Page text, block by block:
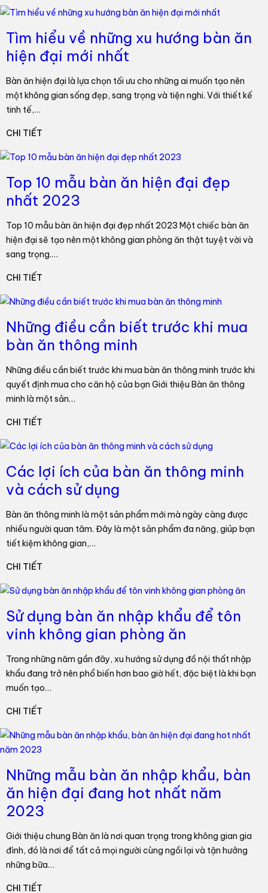
Tìm hiểu về những xu hướng bàn ăn
hiện đại mới nhất
Bàn ăn hiện đại là lựa chọn tối ưu cho những ai muốn tạo nên
một không gian sống đẹp, sang trọng và tiện nghi. Với thiết kế
tinh tế,…
CHI TIẾT
Top 10 mẫu bàn ăn hiện đại đẹp
nhất 2023
Top 10 mẫu bàn ăn hiện đại đẹp nhất 2023 Một chiếc bàn ăn
hiện đại sẽ tạo nên một không gian phòng ăn thật tuyệt vời và
sang trọng.…
CHI TIẾT
Những điều cần biết trước khi mua
bàn ăn thông minh
Những điều cần biết trước khi mua bàn ăn thông minh trước khi
quyết định mua cho căn hộ của bạn Giới thiệu Bàn ăn thông
minh là một sản…
CHI TIẾT
Các lợi ích của bàn ăn thông minh
và cách sử dụng
Bàn ăn thông minh là một sản phẩm mới mà ngày càng được
nhiều người quan tâm. Đây là một sản phẩm đa năng, giúp bạn
tiết kiệm không gian,…
CHI TIẾT
Sử dụng bàn ăn nhập khẩu để tôn
vinh không gian phòng ăn
Trong những năm gần đây, xu hướng sử dụng đồ nội thất nhập
khẩu đang trở nên phổ biến hơn bao giờ hết, đặc biệt là khi bạn
muốn tạo…
CHI TIẾT
Những mẫu bàn ăn nhập khẩu, bàn
ăn hiện đại đang hot nhất năm
2023
Giới thiệu chung Bàn ăn là nơi quan trọng trong không gian gia
đình, đó là nơi để tất cả mọi người cùng ngồi lại và tận hưởng
những bữa…
CHI TIẾT